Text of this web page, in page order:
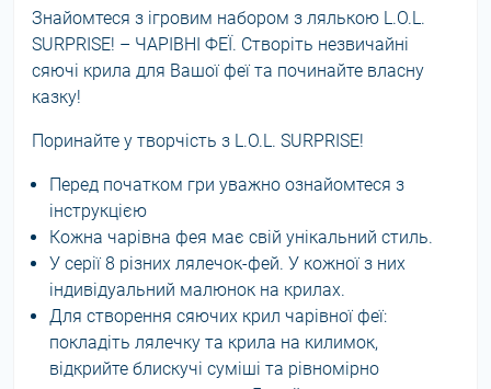
Знайомтеся з ігровим набором з лялькою L.O.L.
SURPRISE! – ЧАРІВНІ ФЕЇ. Створіть незвичайні
сяючі крила для Вашої феї та починайте власну
казку!
Поринайте у творчість з L.O.L. SURPRISE!
Перед початком гри уважно ознайомтеся з
інструкцією
Кожна чарівна фея має свій унікальний стиль.
У серії 8 різних лялечок-фей. У кожної з них
індивідуальний малюнок на крилах.
Для створення сяючих крил чарівної феї:
покладіть лялечку та крила на килимок,
відкрийте блискучі суміші та рівномірно